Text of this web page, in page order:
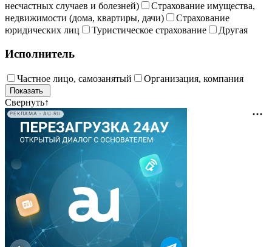
несчастных случаев и болезней)
Страхование имущества,
недвижимости (дома, квартиры, дачи)
Страхование
юридических лиц
Туристическое страхование Другая
Исполнитель
Частное лицо, самозанятый Организация, компания
Свернуть↑
РЕКЛАМА • AU.RU